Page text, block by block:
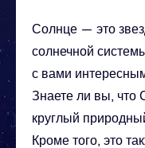
Солнце — это
солнечной
с вами
Знаете ли вы,
круглый
Кроме того, это